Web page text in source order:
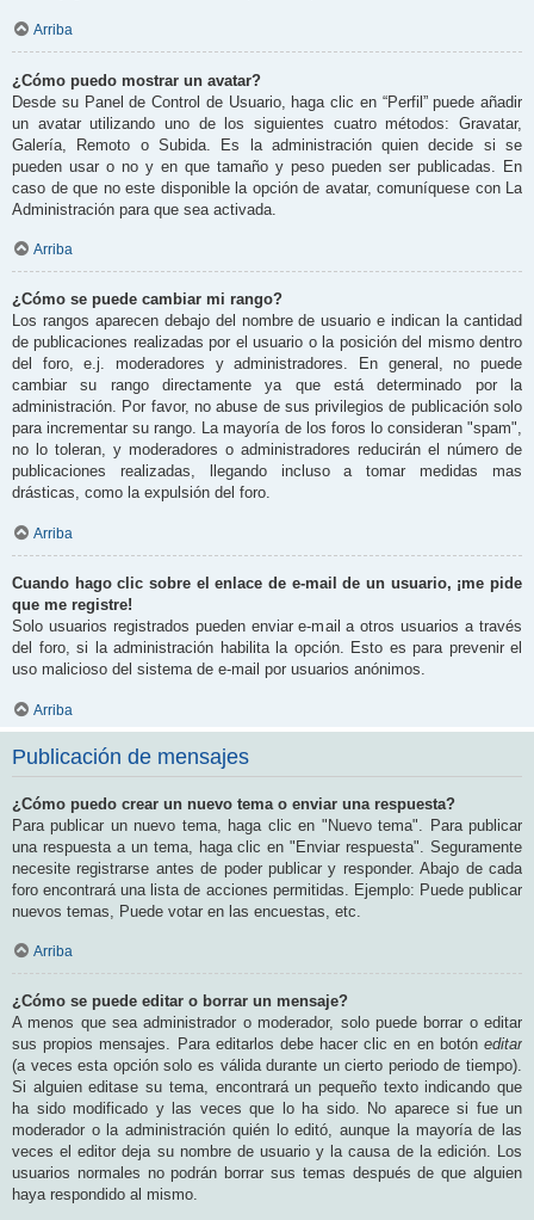
Arriba
¿Cómo puedo mostrar un avatar?
Desde su Panel de Control de Usuario, haga clic en “Perfil” puede añadir
un avatar utilizando uno de los siguientes cuatro métodos: Gravatar,
Galería, Remoto o Subida. Es la administración quien decide si se
pueden usar o no y en que tamaño y peso pueden ser publicadas. En
caso de que no este disponible la opción de avatar, comuníquese con La
Administración para que sea activada.
Arriba
¿Cómo se puede cambiar mi rango?
Los rangos aparecen debajo del nombre de usuario e indican la cantidad
de publicaciones realizadas por el usuario o la posición del mismo dentro
del foro, e.j. moderadores y administradores. En general, no puede
cambiar su rango directamente ya que está determinado por la
administración. Por favor, no abuse de sus privilegios de publicación solo
para incrementar su rango. La mayoría de los foros lo consideran "spam",
no lo toleran, y moderadores o administradores reducirán el número de
publicaciones realizadas, llegando incluso a tomar medidas mas
drásticas, como la expulsión del foro.
Arriba
Cuando hago clic sobre el enlace de e-mail de un usuario, ¡me pide
que me registre!
Solo usuarios registrados pueden enviar e-mail a otros usuarios a través
del foro, si la administración habilita la opción. Esto es para prevenir el
uso malicioso del sistema de e-mail por usuarios anónimos.
Arriba
Publicación de mensajes
¿Cómo puedo crear un nuevo tema o enviar una respuesta?
Para publicar un nuevo tema, haga clic en "Nuevo tema". Para publicar
una respuesta a un tema, haga clic en "Enviar respuesta". Seguramente
necesite registrarse antes de poder publicar y responder. Abajo de cada
foro encontrará una lista de acciones permitidas. Ejemplo: Puede publicar
nuevos temas, Puede votar en las encuestas, etc.
Arriba
¿Cómo se puede editar o borrar un mensaje?
A menos que sea administrador o moderador, solo puede borrar o editar
sus propios mensajes. Para editarlos debe hacer clic en en botón editar
(a veces esta opción solo es válida durante un cierto periodo de tiempo).
Si alguien editase su tema, encontrará un pequeño texto indicando que
ha sido modificado y las veces que lo ha sido. No aparece si fue un
moderador o la administración quién lo editó, aunque la mayoría de las
veces el editor deja su nombre de usuario y la causa de la edición. Los
usuarios normales no podrán borrar sus temas después de que alguien
haya respondido al mismo.